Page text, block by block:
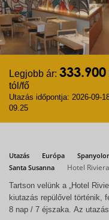
Legjobb ár: 333.900
tól/fő
Utazás időpontja: 2026-09-
09.25
Utazás Európa
Santa Susanna
Hotel
Tartson velünk a „Hotel
kiutazás repülővel történik,